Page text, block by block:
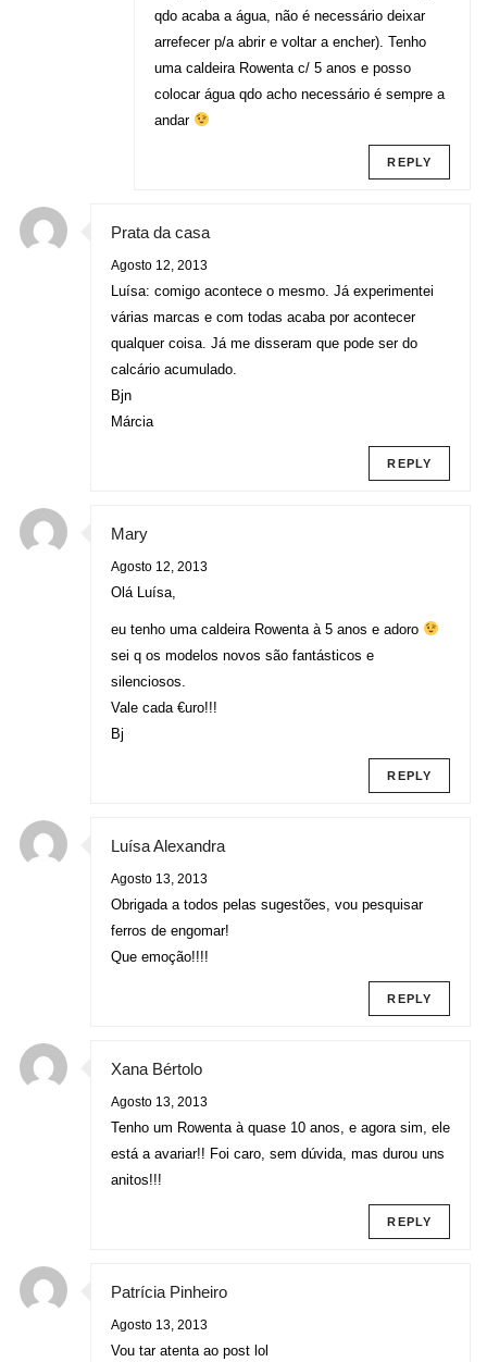
qdo acaba a água, não é necessário deixar
arrefecer p/a abrir e voltar a encher). Tenho
uma caldeira Rowenta c/ 5 anos e posso
colocar água qdo acho necessário é sempre a
andar
REPLY
Prata da casa
Agosto 12, 2013
Luísa: comigo acontece o mesmo. Já experimentei
várias marcas e com todas acaba por acontecer
qualquer coisa. Já me disseram que pode ser do
calcário acumulado.
Bjn
Márcia
REPLY
Mary
Agosto 12, 2013
Olá Luísa,
eu tenho uma caldeira Rowenta à 5 anos e adoro
sei q os modelos novos são fantásticos e
silenciosos.
Vale cada €uro!!!
Bj
REPLY
Luísa Alexandra
Agosto 13, 2013
Obrigada a todos pelas sugestões, vou pesquisar
ferros de engomar!
Que emoção!!!!
REPLY
Xana Bértolo
Agosto 13, 2013
Tenho um Rowenta à quase 10 anos, e agora sim, ele
está a avariar!! Foi caro, sem dúvida, mas durou uns
anitos!!!
REPLY
Patrícia Pinheiro
Agosto 13, 2013
Vou tar atenta ao post lol